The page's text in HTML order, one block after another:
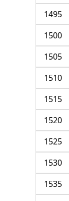
1495
1500
1505
1510
1515
1520
1525
1530
1535